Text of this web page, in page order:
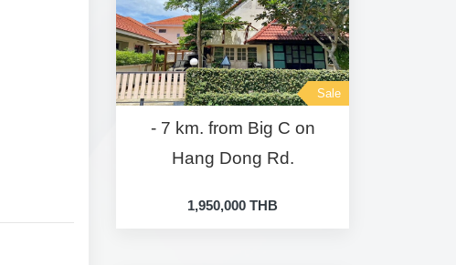
Sale
- 7 km. from Big C on
Hang Dong Rd.
1,950,000 THB